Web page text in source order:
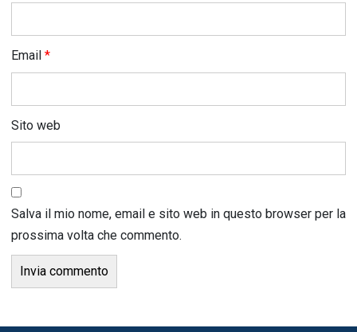
Email *
Sito web
Salva il mio nome, email e sito web in questo browser per la
prossima volta che commento.